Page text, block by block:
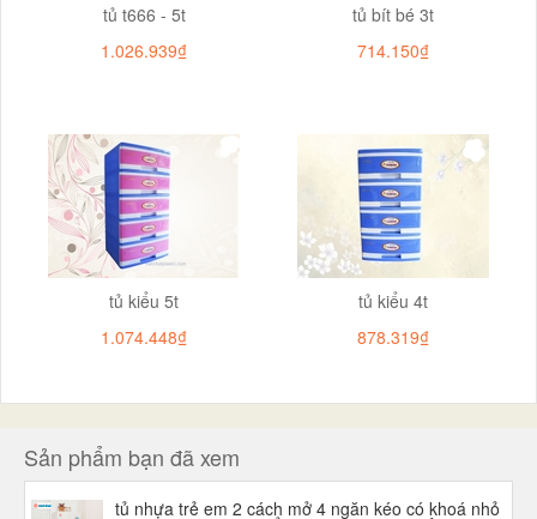
tủ t666 - 5t
1.026.939₫
tủ bít bé 3t
714.150₫
tủ kiểu 5t
1.074.448₫
tủ kiểu 4t
878.319₫
Sản phẩm bạn đã xem
tủ nhựa trẻ em 2 cách mở 4 ngăn kéo có khoá nhỏ